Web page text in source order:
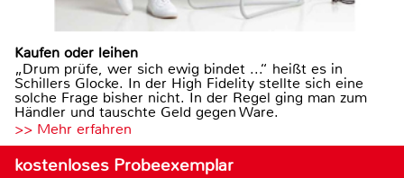
Kaufen oder leihen
„Drum prüfe, wer sich ewig bindet ...“ heißt es in
Schillers Glocke. In der High Fidelity stellte sich eine
solche Frage bisher nicht. In der Regel ging man zum
Händler und tauschte Geld gegen Ware.
>> Mehr erfahren
kostenloses Probeexemplar